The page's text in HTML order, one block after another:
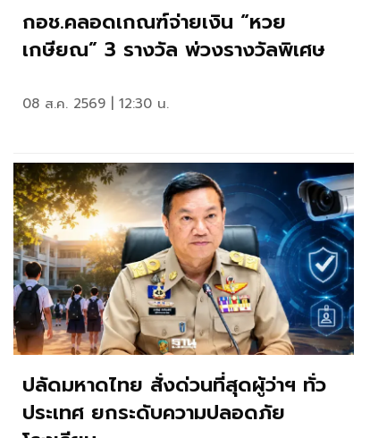
กอช.คลอดเกณฑ์จ่ายเงิน “หวย
เกษียณ” 3 รางวัล พ่วงรางวัลพิเศษ
08 ส.ค. 2569 | 12:30 น.
ปลัดมหาดไทย สั่งด่วนที่สุดผู้ว่าฯ ทั่ว
ประเทศ ยกระดับความปลอดภัย